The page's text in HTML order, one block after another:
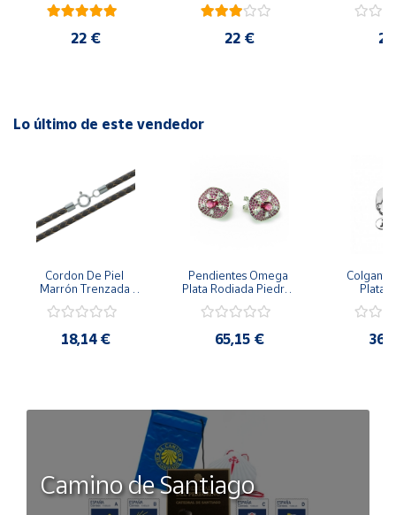
Vendedores
vendedor
cliente
Canarias,
Ceuta y
22 € 22 €
Lo último de este vendedor
Cordon De Piel
Marrón Trenzada
Plata De 45Cm
18,14 €
Pendientes Omega
Plata Rodiada Piedras
65,15 €
Plata
Camino de Santiago